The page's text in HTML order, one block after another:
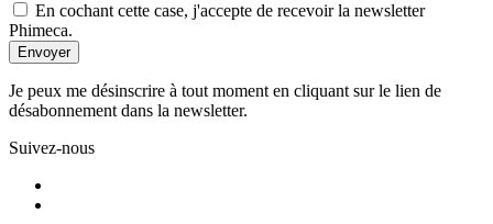
En cochant cette case, j'accepte de recevoir la newsletter
Phimeca.
Je peux me désinscrire à tout moment en cliquant sur le lien de
désabonnement dans la newsletter.
Suivez-nous